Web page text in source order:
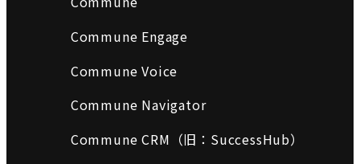
Commune Engage
Commune Voice
Commune Navigator
Commune CRM（旧：SuccessHub）